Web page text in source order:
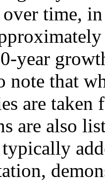
time,
year
note that
are
are also